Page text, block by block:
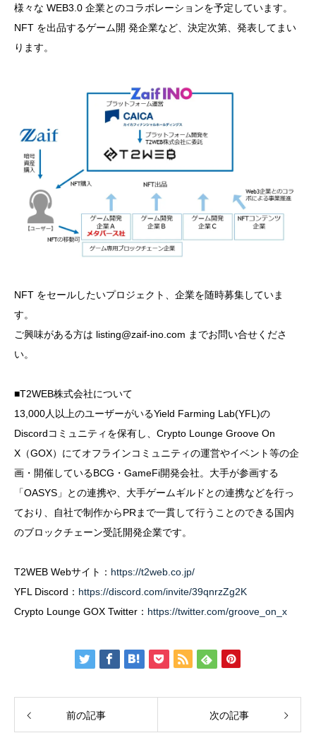
様々な WEB3.0 企業とのコラボレーションを予定しています。
NFT を出品するゲーム開 発企業など、決定次第、発表してまい
ります。
NFT をセールしたいプロジェクト、企業を随時募集していま
す。
ご興味がある方は listing@zaif-ino.com までお問い合せくださ
い。
■T2WEB株式会社について
13,000人以上のユーザーがいるYield Farming Lab(YFL)の
Discordコミュニティを保有し、Crypto Lounge Groove On
X（GOX）にてオフラインコミュニティの運営やイベント等の企
画・開催しているBCG・GameFi開発会社。大手が参画する
「OASYS」との連携や、大手ゲームギルドとの連携などを行っ
ており、自社で制作からPRまで一貫して行うことのできる国内
のブロックチェーン受託開発企業です。
T2WEB Webサイト： https://t2web.co.jp/
YFL Discord： https://discord.com/invite/39qnrzZg2K
Crypto Lounge GOX Twitter： https://twitter.com/groove_on_x
前の記事 次の記事